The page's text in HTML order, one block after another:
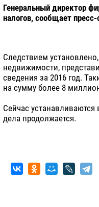
Генеральный директор
налогов, сообщает
Следствием
недвижимости,
сведения за 2016 год.
на сумму более 8
Сейчас устанавливаются
дела продолжается.